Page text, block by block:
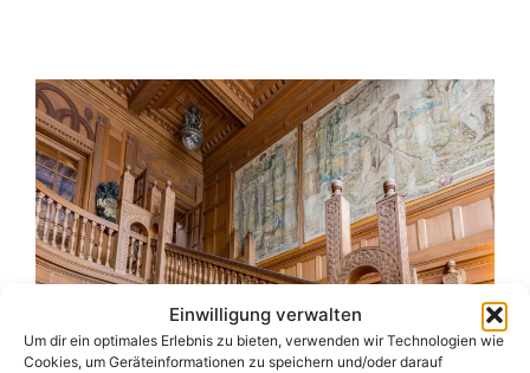
Einwilligung verwalten
Um dir ein optimales Erlebnis zu bieten, verwenden wir Technologien wie
Cookies, um Geräteinformationen zu speichern und/oder darauf